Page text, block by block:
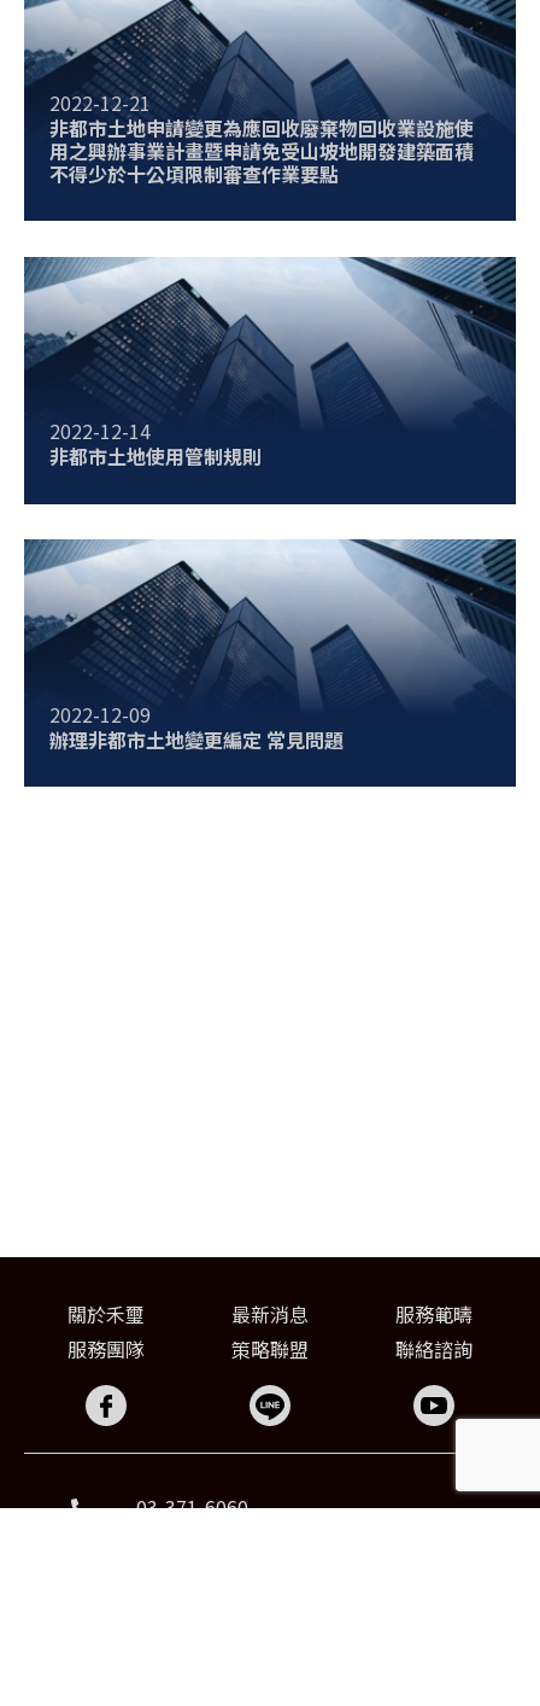
2022-12-21
非都市土地申請變更為應回收廢棄物回收業設施使
用之興辦事業計畫暨申請免受山坡地開發建築面積
不得少於十公頃限制審查作業要點
2022-12-14
非都市土地使用管制規則
2022-12-09
辦理非都市土地變更編定 常見問題
關於禾璽 最新消息
服務範疇
服務團隊
策略聯盟 聯絡諮詢
03-371-6060